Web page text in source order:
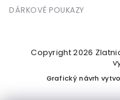
DÁRKOVÉ POUKAZY
Copyright 2026
Grafický návrh